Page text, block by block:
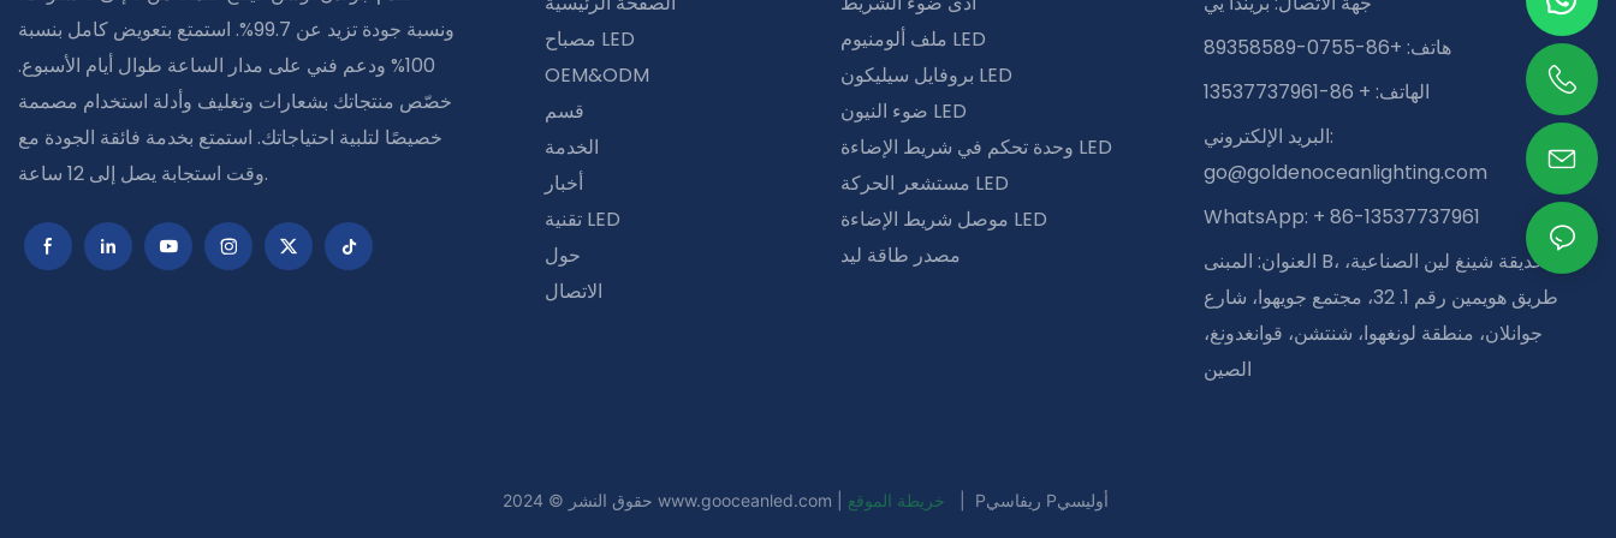
ونسبة جودة تزيد عن 99.7%. استمتع بتعويض كامل بنسبة
100% ودعم فني على مدار الساعة طوال أيام الأسبوع.
خصّص منتجاتك بشعارات وتغليف وأدلة استخدام مصممة
خصيصًا لتلبية احتياجاتك. استمتع بخدمة فائقة الجودة مع
وقت استجابة يصل إلى 12 ساعة.
مصباح LED
OEM&ODM
قسم
الخدمة
أخبار
تقنية LED
حول
الاتصال
ملف ألومنيوم LED
بروفايل سيليكون LED
ضوء النيون LED
وحدة تحكم في شريط الإضاءة LED
مستشعر الحركة LED
موصل شريط الإضاءة LED
مصدر طاقة ليد
هاتف: +86-0755-89358589
الهاتف: + 86-13537737961
البريد الإلكتروني:
go@goldenoceanlighting.com
WhatsApp: + 86-13537737961
العنوان: المبنى B، حديقة شينغ لين الصناعية،
طريق هويمين رقم 1. 32، مجتمع جويهوا، شارع
جوانلان، منطقة لونغهوا، شنتشن، قوانغدونغ،
الصين
www.gooceanled.com